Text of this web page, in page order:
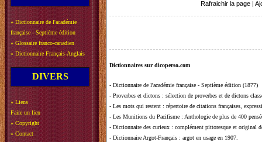
» Dictionnaire de l'académie
française - Septième édition
» Glossaire franco-canadien
» Dictionnaire Français-Anglais
DIVERS
» Liens
Faire un lien
» Copyright
» Contact
Rafraichir la page
Dictionnaires sur dicoperso.com
- Dictionnaire de l'académie française - Septième édition (1877)
- Proverbes et dictons : sélection de proverbes et de dictons
- Les mots qui restent : répertoire de citations françaises,
- Les Munitions du Pacifisme : Anthologie de plus de 400
- Dictionnaire des curieux : complément pittoresque et original
- Dictionnaire Argot-Français : argot en usage en 1907.